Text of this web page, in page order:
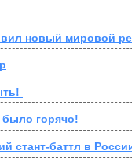
новый мировой
было горячо!
стант-баттл в